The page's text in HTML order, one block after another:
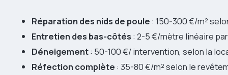
Réparation des nids de poule : 150-300 €/m²
Entretien des bas-côtés : 2-5 €/mètre linéaire
Déneigement: 50-100 €/ intervention, selon la
Réfection complète : 35-80 €/m² selon le